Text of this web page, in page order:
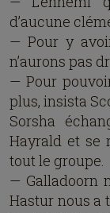
d’aucune
— Pour y
n’aurons pas
— Pour
plus, insista
Sorsha
Hayrald et se
tout le groupe.
— Galladoorn
Hastur nous a